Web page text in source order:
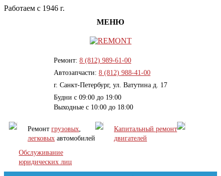
Работаем с 1946 г.
МЕНЮ
Ремонт: 8 (812) 989-61-00
Автозапчасти: 8 (812) 988-41-00
г. Санкт-Петербург, ул. Ватутина д. 17
Будни с 09:00 до 19:00
Выходные с 10:00 до 18:00
Ремонт грузовых,
легковых автомобилей
Капитальный ремонт
двигателей
Обслуживание
юридических лиц